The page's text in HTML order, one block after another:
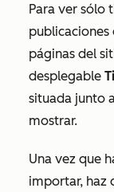
Para ver sólo
páginas del
desplegable
situada junto
mostrar.
Una vez que
importar, haz